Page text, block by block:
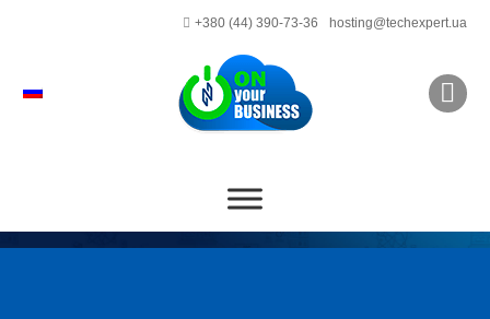
+380 (44) 390-73-36 hosting@techexpert.ua